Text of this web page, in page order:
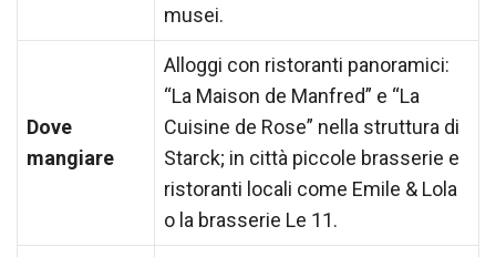
musei.
Dove
mangiare
Alloggi con ristoranti panoramici:
“La Maison de Manfred” e “La
Cuisine de Rose” nella struttura di
Starck; in città piccole brasserie e
ristoranti locali come Emile & Lola
o la brasserie Le 11.